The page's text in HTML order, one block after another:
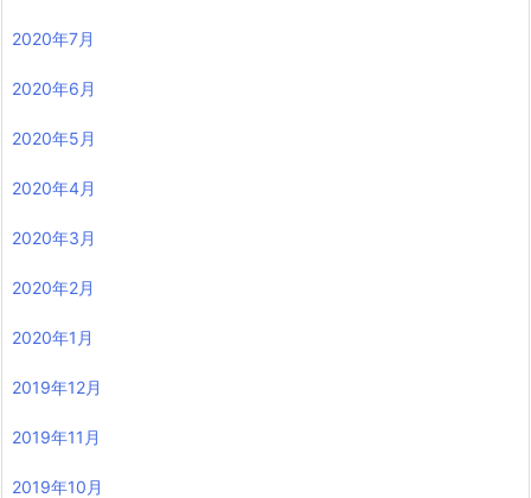
2020年7月
2020年6月
2020年5月
2020年4月
2020年3月
2020年2月
2020年1月
2019年12月
2019年11月
2019年10月